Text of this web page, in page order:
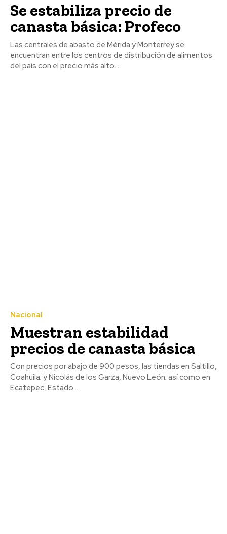
Se estabiliza precio de
canasta básica: Profeco
Las centrales de abasto de Mérida y Monterrey se
encuentran entre los centros de distribución de alimentos
del país con el precio más alto...
Nacional
Muestran estabilidad
precios de canasta básica
Con precios por abajo de 900 pesos, las tiendas en Saltillo,
Coahuila; y Nicolás de los Garza, Nuevo León; así como en
Ecatepec, Estado...